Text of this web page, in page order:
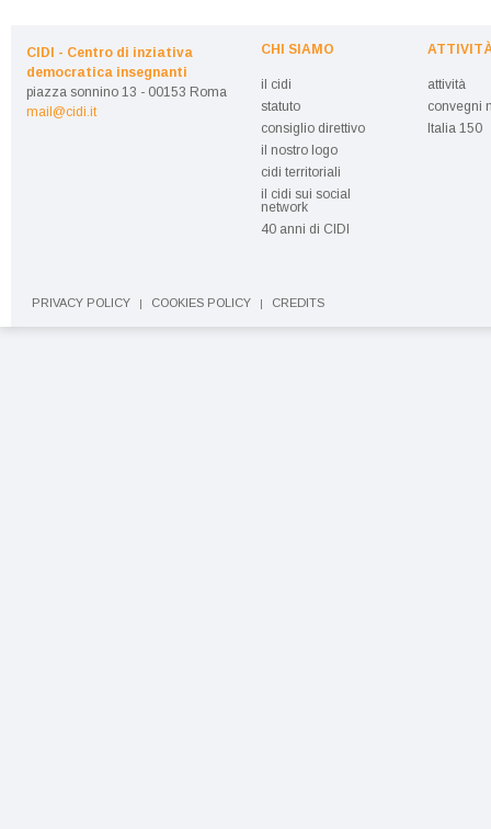
CIDI - Centro di inziativa
democratica insegnanti
piazza sonnino 13 - 00153 Roma
mail@cidi.it
CHI SIAMO
il cidi
statuto
consiglio direttivo
il nostro logo
cidi territoriali
il cidi sui social
network
40 anni di CIDI
attività
convegni
Italia 150
PRIVACY POLICY COOKIES POLICY CREDITS